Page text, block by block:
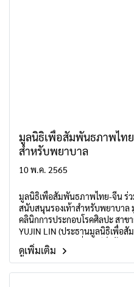
มูลนิธิเพื่อสัมพันธภาพไท
สำหรับพยาบาล
10 พ.ค. 2565
มูลนิธิเพื่อสัมพันธภาพไทย-จีน ร่ว
สนับสนุนรองเท้าสำหรับพยาบาล
คลินิกการประกอบโรคศิลปะ สาข
YUJIN LIN (ประธานมูลนิธิเพื่อ
อำนวยการ อรัญ เอี่ยมสุรีย์ (ผู้อำ
คลินิกฯ โดยรองเท้าพยาบาลเพื่อ
การปฏิบัติงานสำหรับบุคลากรทา
ดูเพิ่มเติม